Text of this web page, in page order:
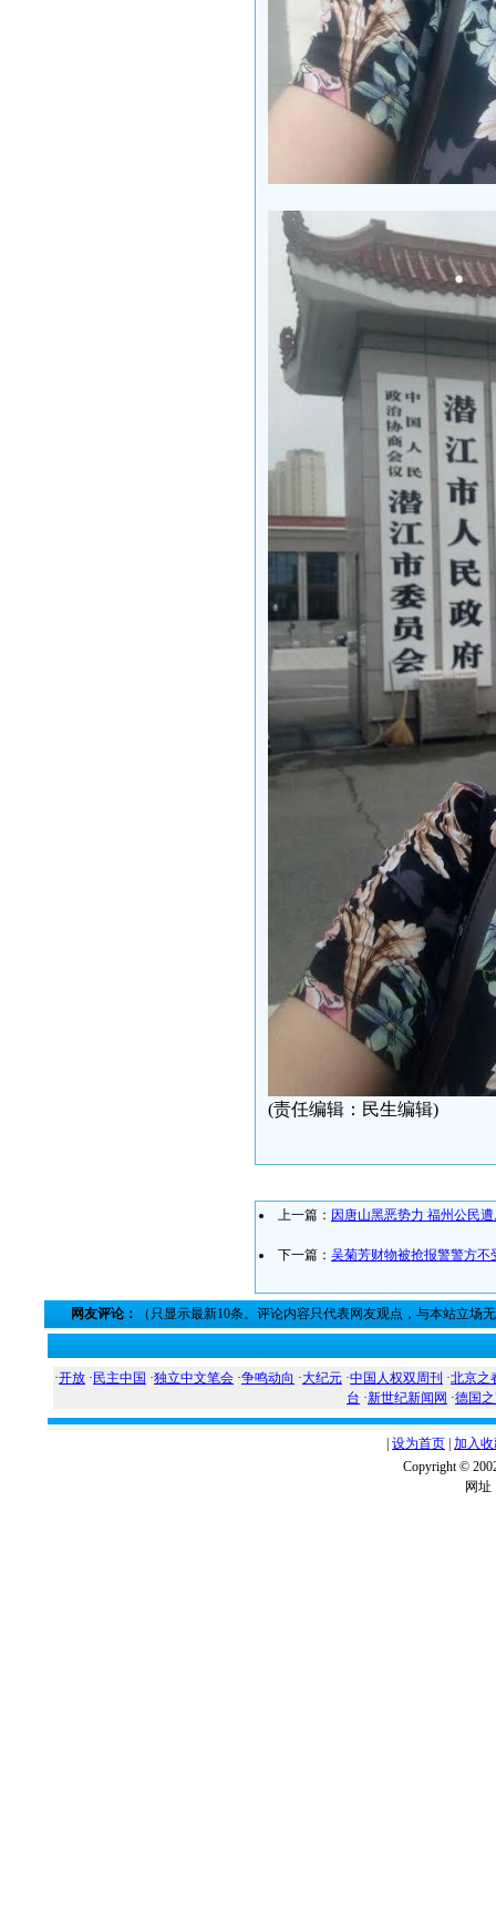
(责任编辑：民生编辑)
上一篇： 因唐山黑恶势力 福州公民
下一篇： 吴菊芳财物被抢报警警方不
网友评论： （只显示最新10条。评论内容只代表网友观点，与本站立场
·开放 · 民主中国 ·独立中文笔会 ·争鸣动向 ·大纪元 ·中国人权双周刊 ·北京之
台 ·新世纪新闻网 ·德国
设为首页 加入
Copyright ©
网址